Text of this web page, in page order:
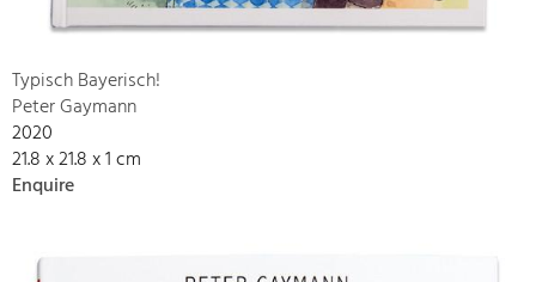
Typisch Bayerisch!
Peter Gaymann
2020
21.8 x 21.8 x 1 cm
Enquire